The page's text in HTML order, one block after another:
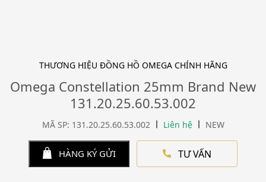
THƯƠNG HIỆU ĐỒNG HỒ OMEGA CHÍNH HÃNG
Omega Constellation 25mm Brand New
131.20.25.60.53.002
MÃ SP: 131.20.25.60.53.002 Liên hệ NEW
HÀNG KÝ GỬI TƯ VẤN